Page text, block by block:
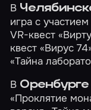
В
игра с
VR-квест
квест«Вирус
«Тайна
В Оренбурге
«Проклятие